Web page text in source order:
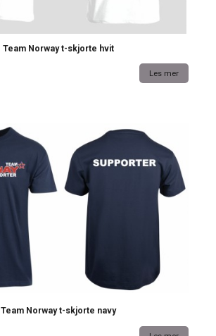
Team Norway t-skjorte hvit
Les mer
Team Norway t-skjorte navy